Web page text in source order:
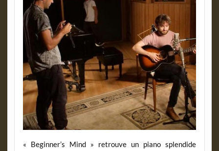
« Beginner’s Mind » retrouve un piano splendide